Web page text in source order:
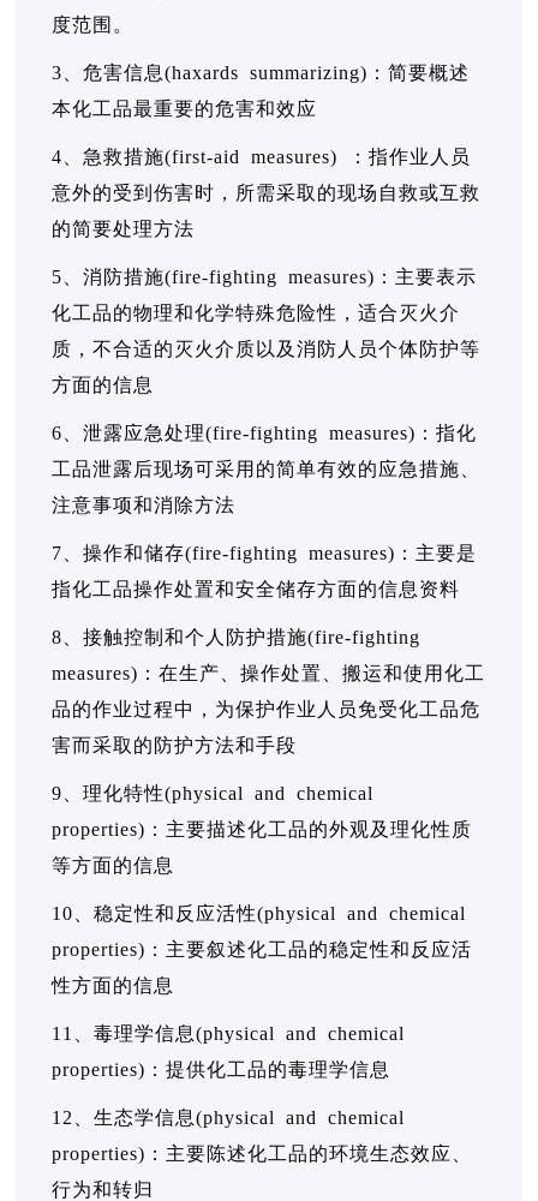
度范围。
3、危害信息(haxards summarizing)：简要概述
本化工品最重要的危害和效应
4、急救措施(first-aid measures) ：指作业人员
意外的受到伤害时，所需采取的现场自救或互救
的简要处理方法
5、消防措施(fire-fighting measures)：主要表示
化工品的物理和化学特殊危险性，适合灭火介
质，不合适的灭火介质以及消防人员个体防护等
方面的信息
6、泄露应急处理(fire-fighting measures)：指化
工品泄露后现场可采用的简单有效的应急措施、
注意事项和消除方法
7、操作和储存(fire-fighting measures)：主要是
指化工品操作处置和安全储存方面的信息资料
8、接触控制和个人防护措施(fire-fighting
measures)：在生产、操作处置、搬运和使用化工
品的作业过程中，为保护作业人员免受化工品危
害而采取的防护方法和手段
9、理化特性(physical and chemical
properties)：主要描述化工品的外观及理化性质
等方面的信息
10、稳定性和反应活性(physical and chemical
properties)：主要叙述化工品的稳定性和反应活
性方面的信息
11、毒理学信息(physical and chemical
properties)：提供化工品的毒理学信息
12、生态学信息(physical and chemical
properties)：主要陈述化工品的环境生态效应、
行为和转归